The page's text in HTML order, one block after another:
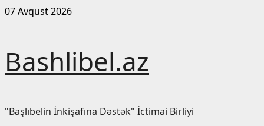
Skip
07 Avqust 2026
Bashlibel.az
"Başlıbelin İnkişafına Dəstək" İctimai Birliyi